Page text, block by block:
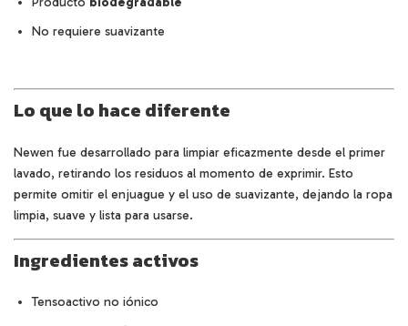
No requiere suavizante
Lo que lo hace diferente
Newen fue desarrollado para limpiar eficazmente desde el primer
lavado, retirando los residuos al momento de exprimir. Esto
permite omitir el enjuague y el uso de suavizante, dejando la ropa
limpia, suave y lista para usarse.
Ingredientes activos
Tensoactivo no iónico